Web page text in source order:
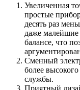
Увеличенная
простые
десять раз
даже
балансе, что
Сменный
более
службы.
Приятный